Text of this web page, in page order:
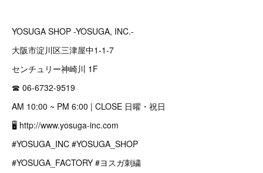
YOSUGA SHOP -YOSUGA, INC.-
大阪市淀川区三津屋中1-1-7
センチュリー神崎川 1F
☎︎ 06-6732-9519
AM 10:00 ~ PM 6:00 | CLOSE 日曜・祝日
🖥 http://www.yosuga-inc.com
#YOSUGA_INC #YOSUGA_SHOP
#YOSUGA_FACTORY #ヨスガ刺繍